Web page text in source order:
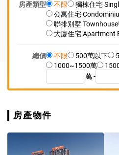
房產類型 不限
獨棟住宅
公寓住宅
聯排別墅 Townhouse
大廈住宅 Apartment
總價 不限 500萬以下
1000~1500萬
萬 -
房產物件